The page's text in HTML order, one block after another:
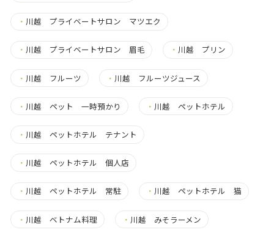
・ 川越 プライベートサロン マツエク
・ 川越 プライベートサロン 眉毛 ・ 川越 プリン
・ 川越 フルーツ ・ 川越 フルーツジュース
・ 川越 ペット 一時預かり ・ 川越 ペットホテル
・ 川越 ペットホテル テナント
・ 川越 ペットホテル 個人店
・ 川越 ペットホテル 常駐 ・ 川越 ペットホテル 猫
・ 川越 ベトナム料理 ・ 川越 みそラーメン